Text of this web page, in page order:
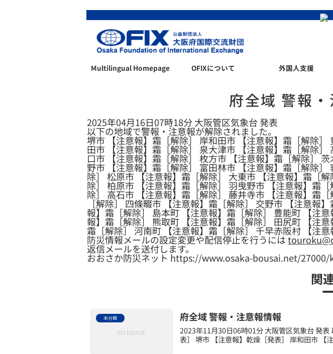
Multilingual Homepage OFIXについて 外国人支援
府全域 警報
2025年04月16日07時18分 大阪管区気象台 発表
以下の地域で警報・注意報が解除されました。
堺市 【注意報】霜［解除］ 岸和田市 【注意報】霜［解除
田市 【注意報】霜［解除］ 泉大津市 【注意報】霜［解除
口市 【注意報】霜［解除］ 枚方市 【注意報】霜［解除］
野市 【注意報】霜［解除］ 富田林市 【注意報】霜［解除
除］ 松原市 【注意報】霜［解除］ 大東市 【注意報】霜［
除］ 柏原市 【注意報】霜［解除］ 羽曳野市 【注意報】霜
除］ 高石市 【注意報】霜［解除］ 藤井寺市 【注意報】霜
［解除］ 四條畷市 【注意報】霜［解除］ 交野市 【注意報
報】霜［解除］ 島本町 【注意報】霜［解除］ 豊能町 【注
報】霜［解除］ 熊取町 【注意報】霜［解除］ 田尻町 【注
霜［解除］ 河南町 【注意報】霜［解除］ 千早赤阪村 【注意
防災情報メールの設定変更や配信停止を行うには
返信メールを送付します。
おおさか防災ネット https://www.osaka-bousai.net/
関
未分類 府全域 警報・注意報情報
2023年11月30日06時01分 大阪管区気象台 発
表］ 堺市 【注意報】乾燥［発表］ 岸和田市 【